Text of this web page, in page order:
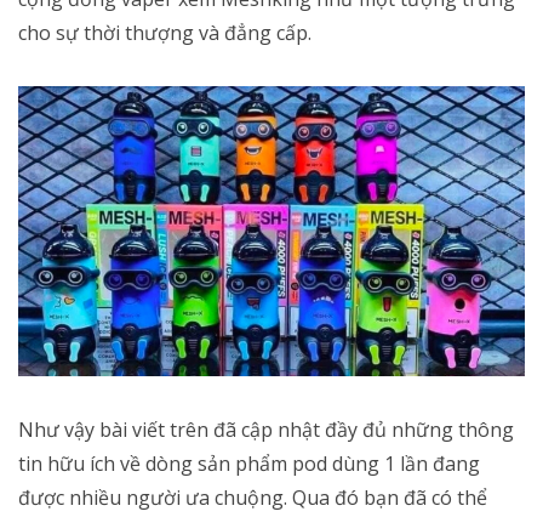
cho sự thời thượng và đẳng cấp.
Như vậy bài viết trên đã cập nhật đầy đủ những thông
tin hữu ích về dòng sản phẩm pod dùng 1 lần đang
được nhiều người ưa chuộng. Qua đó bạn đã có thể